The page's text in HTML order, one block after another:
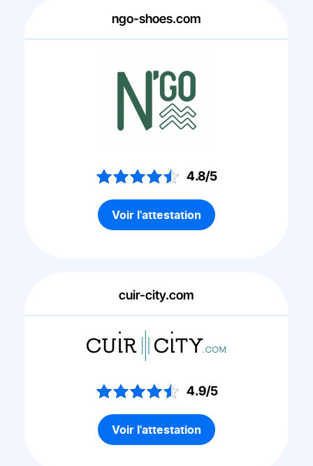
ngo-shoes.com
4.8/5
Voir l'attestation
cuir-city.com
4.9/5
Voir l'attestation